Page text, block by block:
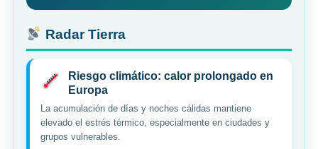
Radar Tierra
Riesgo climático: calor prolongado en
Europa
La acumulación de días y noches cálidas mantiene
elevado el estrés térmico, especialmente en ciudades y
grupos vulnerables.